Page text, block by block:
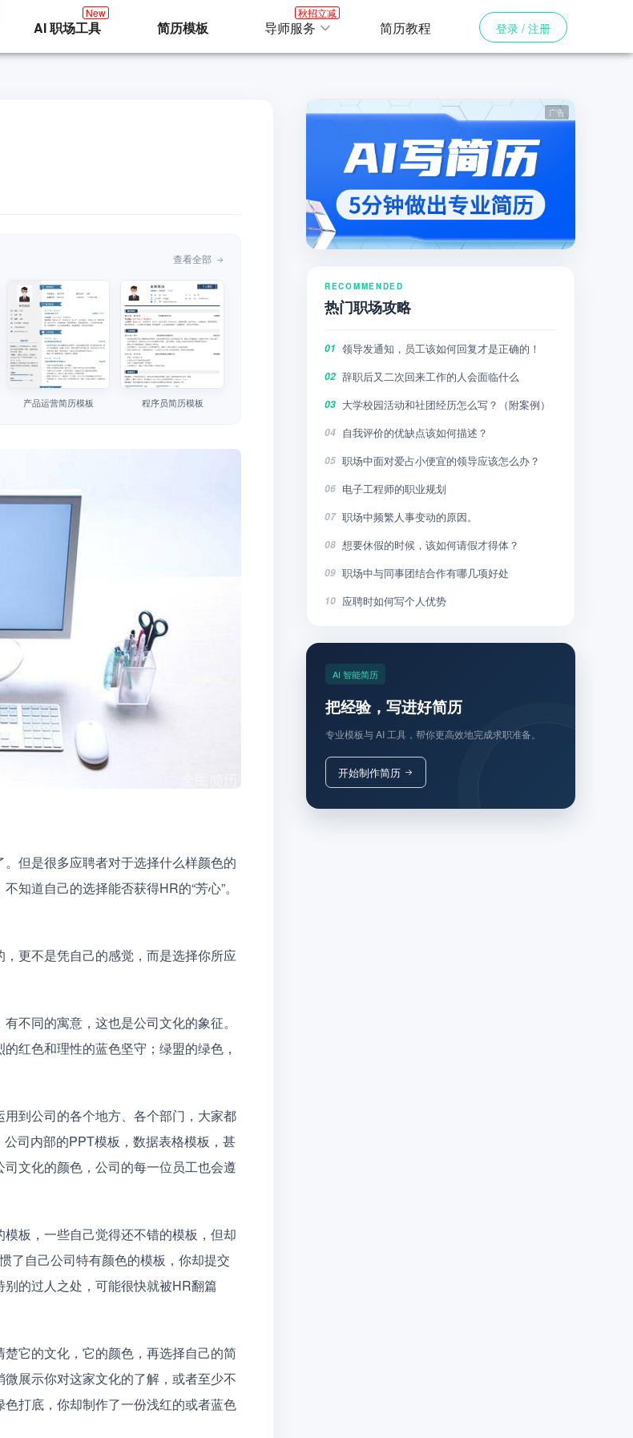
AI 职场工具
New
简历模板 导师服务
秋招立减
简历教程 登录 / 注册
查看全部
产品运营简历模板 程序员简历模板
但是很多应聘者对于选择什么样颜色的
知道自己的选择能否获得HR的“芳心”。
更不是凭自己的感觉，而是选择你所应
不同的寓意，这也是公司文化的象征。
红色和理性的蓝色坚守；绿盟的绿色，
到公司的各个地方、各个部门，大家都
司内部的PPT模板，数据表格模板，甚
文化的颜色，公司的每一位员工也会遵
板，一些自己觉得还不错的模板，但却
了自己公司特有颜色的模板，你却提交
的过人之处，可能很快就被HR翻篇
它的文化，它的颜色，再选择自己的简
展示你对这家文化的了解，或者至少不
打底，你却制作了一份浅红的或者蓝色
RECOMMENDED
热门职场攻略
01 领导发通知，员工该如何回复才是正确的！
02 辞职后又二次回来工作的人会面临什么
03 大学校园活动和社团经历怎么写？（附案例）
04 自我评价的优缺点该如何描述？
05 职场中面对爱占小便宜的领导应该怎么办？
06 电子工程师的职业规划
07 职场中频繁人事变动的原因。
08 想要休假的时候，该如何请假才得体？
09 职场中与同事团结合作有哪几项好处
10 应聘时如何写个人优势
AI 智能简历
把经验，写进好简历
专业模板与 AI 工具，帮你更高效地完成求职准备。
开始制作简历